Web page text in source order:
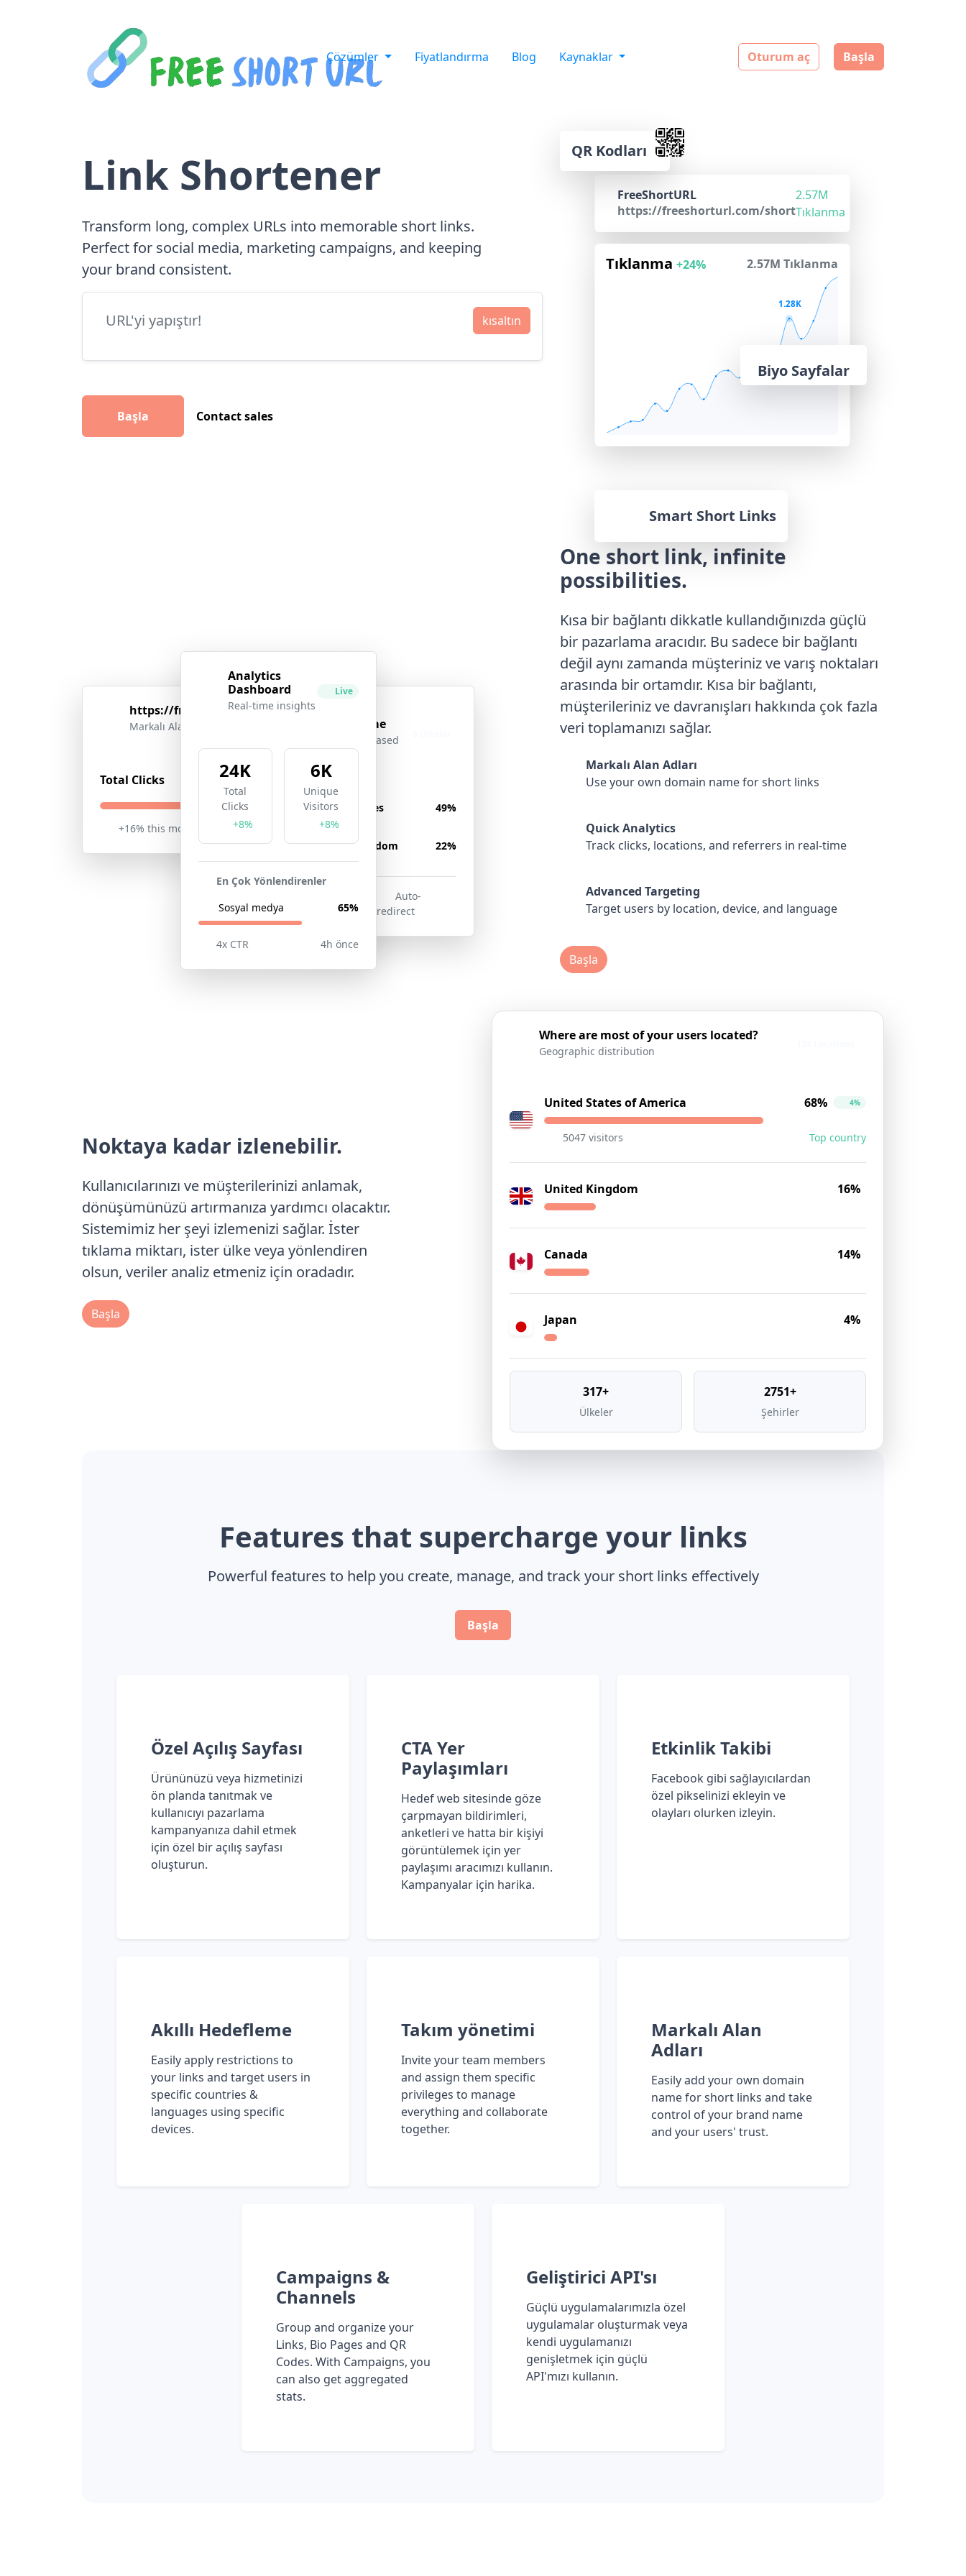
Çözümler Fiyatlandırma Blog Kaynaklar Oturum aç Başla
Link Shortener
Transform long, complex URLs into memorable short links.
Perfect for social media, marketing campaigns, and keeping
your brand consistent.
kısaltın
Başla Contact sales
FreeShortURL
https://freeshorturl.com/short
2.57M
Tıklanma
Tıklanma +24% 2.57M Tıklanma
1.28K
QR Kodları
Biyo Sayfalar
Smart Short Links
One short link, infinite
possibilities.
Kısa bir bağlantı dikkatle kullandığınızda güçlü
bir pazarlama aracıdır. Bu sadece bir bağlantı
değil aynı zamanda müşteriniz ve varış noktaları
arasında bir ortamdır. Kısa bir bağlantı,
müşterileriniz ve davranışları hakkında çok fazla
veri toplamanızı sağlar.
Markalı Alan Adları
Use your own domain name for short links
Quick Analytics
Track clicks, locations, and referrers in real-time
Advanced Targeting
Target users by location, device, and language
Başla
https://freeshorturl.com/ short
Markalı Alan Adı
Total Clicks 205K
+16% this month Live
hedefleme
Location-based
United States 49%
United Kingdom 22%
Locations
Auto-
redirect
Analytics
Dashboard
Real-time insights
Live
24K
Total
Clicks
+8%
6K
Unique
Visitors
+8%
En Çok Yönlendirenler
Sosyal medya
65%
4x CTR 4h önce
Noktaya kadar izlenebilir.
Kullanıcılarınızı ve müşterilerinizi anlamak,
dönüşümünüzü artırmanıza yardımcı olacaktır.
Sistemimiz her şeyi izlemenizi sağlar. İster
tıklama miktarı, ister ülke veya yönlendiren
olsun, veriler analiz etmeniz için oradadır.
Başla
Where are most of your users located?
Geographic distribution
United States of America 68% 4%
5047 visitors Top country
United Kingdom 16%
Canada 14%
Japan 4%
317+
Ülkeler
2751+
Şehirler
Features that supercharge your links
Powerful features to help you create, manage, and track your short links effectively
Başla
Özel Açılış Sayfası
Ürününüzü veya hizmetinizi
ön planda tanıtmak ve
kullanıcıyı pazarlama
kampanyanıza dahil etmek
için özel bir açılış sayfası
oluşturun.
CTA Yer
Paylaşımları
Hedef web sitesinde göze
çarpmayan bildirimleri,
anketleri ve hatta bir kişiyi
görüntülemek için yer
paylaşımı aracımızı kullanın.
Kampanyalar için harika.
Etkinlik Takibi
Facebook gibi sağlayıcılardan
özel pikselinizi ekleyin ve
olayları olurken izleyin.
Akıllı Hedefleme
Easily apply restrictions to
your links and target users in
specific countries &
languages using specific
devices.
Takım yönetimi
Invite your team members
and assign them specific
privileges to manage
everything and collaborate
together.
Markalı Alan
Adları
Easily add your own domain
name for short links and take
control of your brand name
and your users' trust.
Campaigns &
Channels
Group and organize your
Links, Bio Pages and QR
Codes. With Campaigns, you
can also get aggregated
stats.
Geliştirici API'sı
Güçlü uygulamalarımızla özel
uygulamalar oluşturmak veya
kendi uygulamanızı
genişletmek için güçlü
API'mızı kullanın.